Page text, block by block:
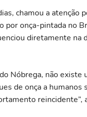
chamou a
por onça-pintada no
diretamente na
Nóbrega, não
de onça a
reincidente”,